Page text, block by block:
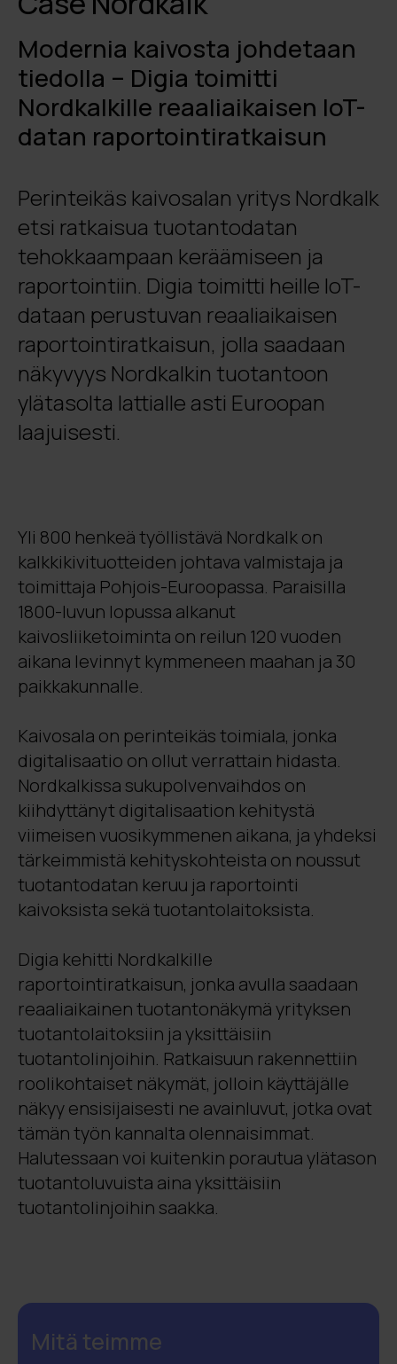
Modernia kaivosta johdetaan
tiedolla – Digia toimitti
Nordkalkille reaaliaikaisen IoT-
datan raportointiratkaisun
Perinteikäs kaivosalan yritys Nordkalk
etsi ratkaisua tuotantodatan
tehokkaampaan keräämiseen ja
raportointiin. Digia toimitti heille IoT-
dataan perustuvan reaaliaikaisen
raportointiratkaisun, jolla saadaan
näkyvyys Nordkalkin tuotantoon
ylätasolta lattialle asti Euroopan
laajuisesti.
Yli 800 henkeä työllistävä Nordkalk on
kalkkikivituotteiden johtava valmistaja ja
toimittaja Pohjois-Euroopassa. Paraisilla
1800-luvun lopussa alkanut
kaivosliiketoiminta on reilun 120 vuoden
aikana levinnyt kymmeneen maahan ja 30
paikkakunnalle.
Kaivosala on perinteikäs toimiala, jonka
digitalisaatio on ollut verrattain hidasta.
Nordkalkissa sukupolvenvaihdos on
kiihdyttänyt digitalisaation kehitystä
viimeisen vuosikymmenen aikana, ja yhdeksi
tärkeimmistä kehityskohteista on noussut
tuotantodatan keruu ja raportointi
kaivoksista sekä tuotantolaitoksista.
Digia kehitti Nordkalkille
raportointiratkaisun, jonka avulla saadaan
reaaliaikainen tuotantonäkymä yrityksen
tuotantolaitoksiin ja yksittäisiin
tuotantolinjoihin. Ratkaisuun rakennettiin
roolikohtaiset näkymät, jolloin käyttäjälle
näkyy ensisijaisesti ne avainluvut, jotka ovat
tämän työn kannalta olennaisimmat.
Halutessaan voi kuitenkin porautua ylätason
tuotantoluvuista aina yksittäisiin
tuotantolinjoihin saakka.
Mitä teimme